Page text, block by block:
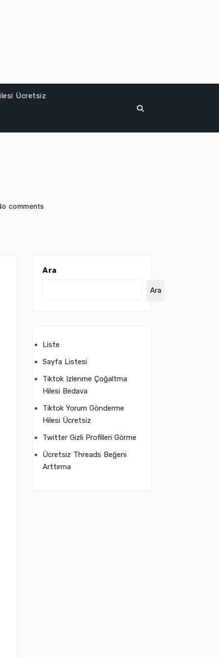
Ücretsiz
comments
Ara
Ara
Liste
Sayfa Listesi
Tiktok Izlenme Çoğaltma
Hilesi Bedava
Tiktok Yorum Gönderme
Hilesi Ücretsiz
Twitter Gizli Profilleri Görme
Ücretsiz Threads Beğeni
Arttırma